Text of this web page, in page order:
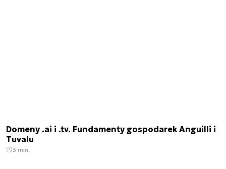
Domeny .ai i .tv. Fundamenty gospodarek Anguilli i
Tuvalu
3 min.